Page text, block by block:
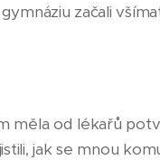
začali
měla od lékařů
jak se mnou